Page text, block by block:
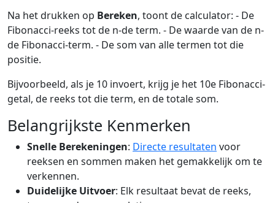
Na het drukken op Bereken, toont de calculator: - De
Fibonacci-reeks tot de n-de term. - De waarde van de n-
de Fibonacci-term. - De som van alle termen tot die
positie.
Bijvoorbeeld, als je 10 invoert, krijg je het 10e Fibonacci-
getal, de reeks tot die term, en de totale som.
Belangrijkste Kenmerken
Snelle Berekeningen: Directe resultaten voor
reeksen en sommen maken het gemakkelijk om te
verkennen.
Duidelijke Uitvoer: Elk resultaat bevat de reeks,